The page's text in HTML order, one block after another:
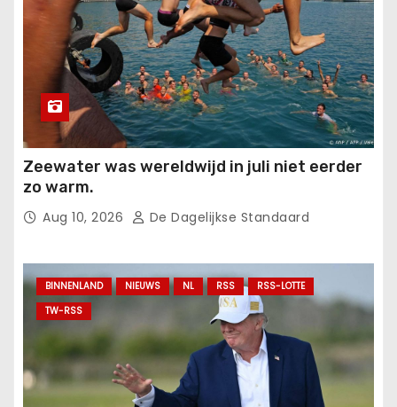
Zeewater was wereldwijd in juli niet eerder
zo warm.
Aug 10, 2026 De Dagelijkse Standaard
BINNENLAND NIEUWS NL RSS
RSS-LOTTE
TW-RSS